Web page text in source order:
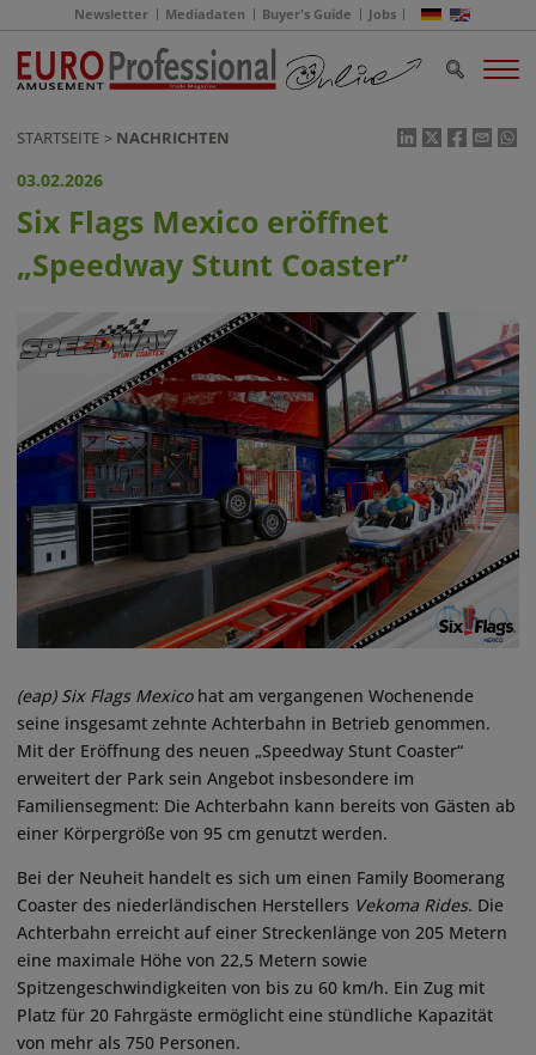
Newsletter Mediadaten Buyer's Guide Jobs
STARTSEITE NACHRICHTEN
03.02.2026
Six Flags Mexico eröffnet
„Speedway Stunt Coaster”
(eap) Six Flags Mexicohat am vergangenen Wochenende
seine insgesamt zehnte Achterbahn in Betrieb genommen.
Mit der Eröffnung des neuen „Speedway Stunt Coaster“
erweitert der Park sein Angebot insbesondere im
Familiensegment: Die Achterbahn kann bereits von Gästen ab
einer Körpergröße von 95 cm genutzt werden.
Bei der Neuheit handelt es sich um einen Family Boomerang
Coaster des niederländischen Herstellers Vekoma Rides. Die
Achterbahn erreicht auf einer Streckenlänge von 205 Metern
eine maximale Höhe von 22,5 Metern sowie
Spitzengeschwindigkeiten von bis zu 60 km/h. Ein Zug mit
Platz für 20 Fahrgäste ermöglicht eine stündliche Kapazität
von mehr als 750 Personen.